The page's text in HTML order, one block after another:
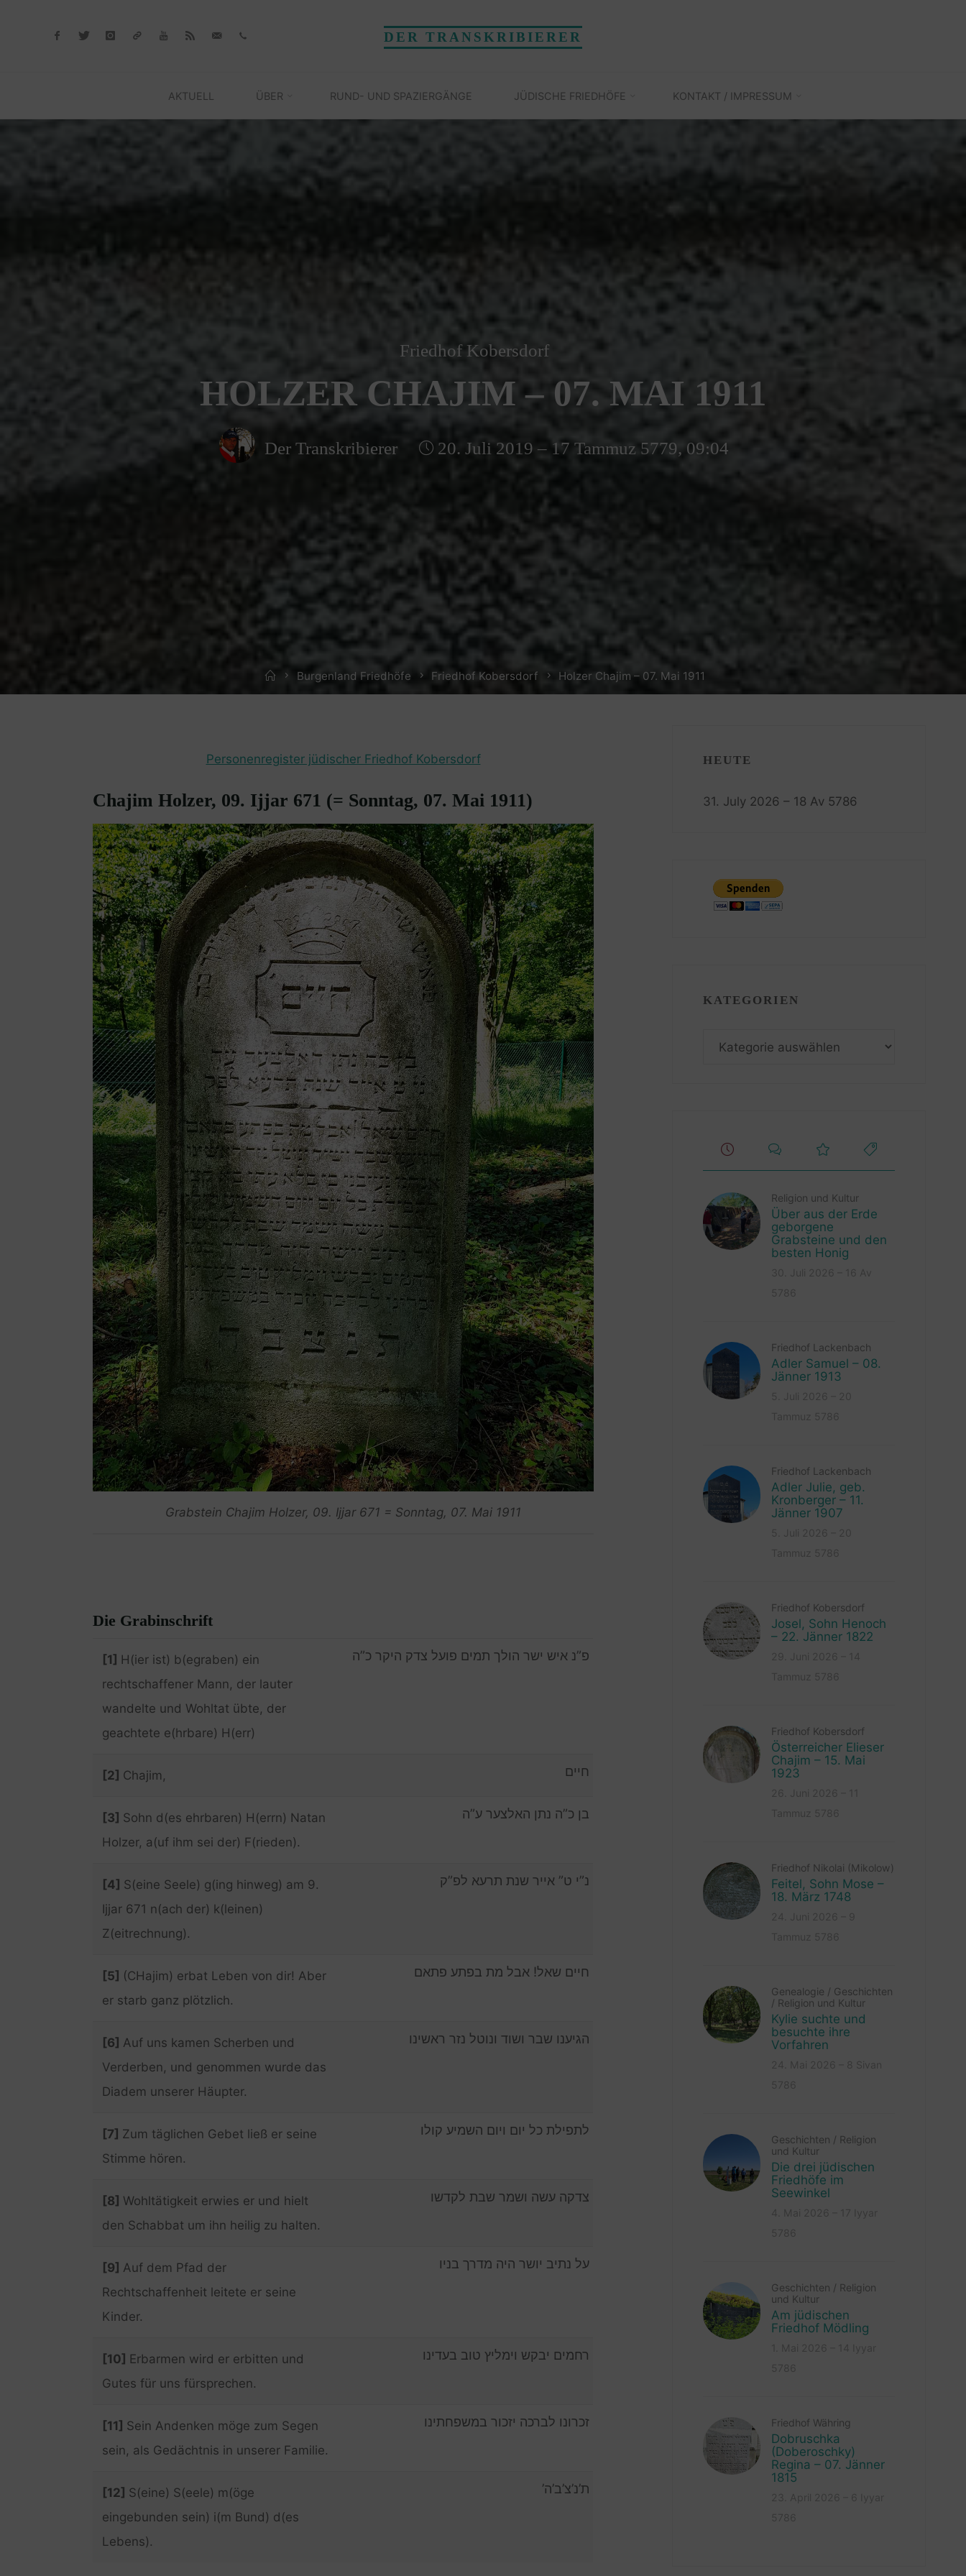
DER TRANSKRIBIERER
AKTUELL ÜBER RUND- UND SPAZIERGÄNGE JÜDISCHE FRIEDHÖFE KONTAKT / IMPRESSUM
Friedhof Kobersdorf
HOLZER CHAJIM – 07. MAI 1911
Der Transkribierer 20. Juli 2019 – 17 Tammuz 5779, 09:04
HomeBurgenland Friedhöfe Friedhof Kobersdorf Holzer Chajim – 07. Mai 1911
Personenregister jüdischer Friedhof Kobersdorf
Chajim Holzer, 09. Ijjar 671 (= Sonntag, 07. Mai 1911)
Grabstein Chajim Holzer, 09. Ijjar 671 = Sonntag, 07. Mai 1911
Die Grabinschrift
[1] H(ier ist) b(egraben) ein
rechtschaffener Mann, der lauter
wandelte und Wohltat übte, der
geachtete e(hrbare) H(err)
פ”נ איש ישר הולך תמים פועל צדק היקר כ”ה
[2] Chajim, חיים
[3] Sohn d(es ehrbaren) H(errn) Natan
Holzer, a(uf ihm sei der) F(rieden).
בן כ”ה נתן האלצער ע”ה
[4] S(eine Seele) g(ing hinweg) am 9.
Ijjar 671 n(ach der) k(leinen)
Z(eitrechnung).
נ”י ט” אייר שנת תרעא לפ”ק
[5] (CHajim) erbat Leben von dir! Aber
er starb ganz plötzlich.
חיים שאל! אבל מת בפתע פתאם
[6] Auf uns kamen Scherben und
Verderben, und genommen wurde das
Diadem unserer Häupter.
הגיענו שבר ושוד ונוטל נזר ראשינו
[7] Zum täglichen Gebet ließ er seine
Stimme hören.
לתפילת כל יום ויום השמיע קולו
[8] Wohltätigkeit erwies er und hielt
den Schabbat um ihn heilig zu halten.
צדקה עשה ושמר שבת לקדשו
[9] Auf dem Pfad der
Rechtschaffenheit leitete er seine
Kinder.
על נתיב יושר היה מדרך בניו
[10] Erbarmen wird er erbitten und
Gutes für uns fürsprechen.
רחמים יבקש וימליץ טוב בעדינו
[11] Sein Andenken möge zum Segen
sein, als Gedächtnis in unserer Familie.
זכרונו לברכה יזכור במשפחתינו
[12] S(eine) S(eele) m(öge
eingebunden sein) i(m Bund) d(es
Lebens).
ת’נ’צ’ב’ה’
HEUTE
31. July 2026 – 18 Av 5786
KATEGORIEN
Religion und Kultur
Über aus der Erde
geborgene
Grabsteine und den
besten Honig
Friedhof Lackenbach
Adler Samuel – 08.
Jänner 1913
Friedhof Lackenbach
Adler Julie, geb.
Kronberger – 11.
Jänner 1907
Friedhof Kobersdorf
Josel, Sohn Henoch
– 22. Jänner 1822
Friedhof Kobersdorf
Österreicher Elieser
Chajim – 15. Mai
1923
Friedhof Nikolai (Mikolow)
Feitel, Sohn Mose –
18. März 1748
Genealogie / Geschichten
/ Religion und Kultur
Kylie suchte und
besuchte ihre
Vorfahren
Geschichten / Religion
und Kultur
Die drei jüdischen
Friedhöfe im
Seewinkel
Geschichten / Religion
und Kultur
Am jüdischen
Friedhof Mödling
Friedhof Währing
Dobruschka
(Doberoschky)
Regina – 07. Jänner
1815